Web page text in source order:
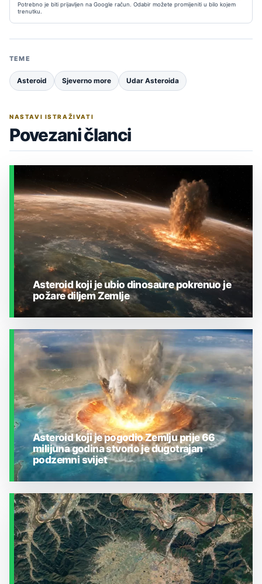
Potrebno je biti prijavljen na Google račun. Odabir možete promijeniti u bilo kojem
trenutku.
TEME
Asteroid Sjeverno more Udar Asteroida
NASTAVI ISTRAŽIVATI
Povezani članci
ZEMLJA I OKOLIŠ
Asteroid koji je ubio dinosaure pokrenuo je
požare diljem Zemlje
ZEMLJA I OKOLIŠ
Asteroid koji je pogodio Zemlju prije 66
milijuna godina stvorio je dugotrajan
podzemni svijet